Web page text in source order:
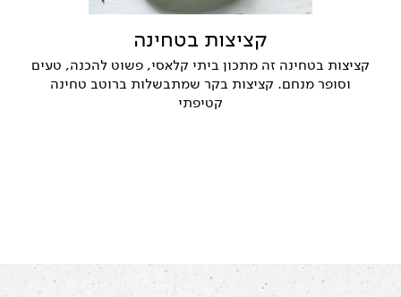
קציצות בטחינה
קציצות בטחינה זה מתכון ביתי קלאסי, פשוט להכנה, טעים
וסופר מנחם. קציצות בקר שמתבשלות ברוטב טחינה
קטיפתי